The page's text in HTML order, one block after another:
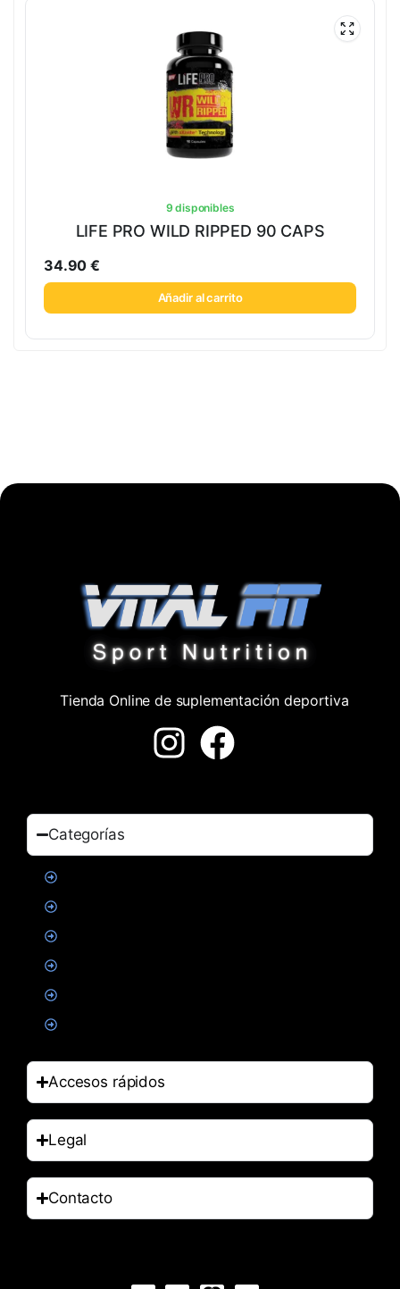
9 disponibles
LIFE PRO WILD RIPPED 90 CAPS
34.90€
Añadir al carrito
Tienda Online de suplementación deportiva
Categorías
Accesos rápidos
Legal
Contacto